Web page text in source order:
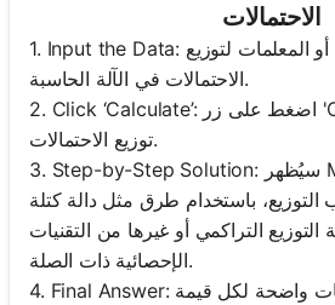
الاحتمالات
1. Input the Data: أدخل مجموعة البيانات أو المعلمات لتوزيع
الاحتمالات في الآلة الحاسبة.
2. Click ‘Calculate’: اضغط على زر 'Calculate' لحساب
توزيع الاحتمالات.
3. Step-by-Step Solution: سيُظهر Mathos AI كل خطوة
التوزيع، باستخدام طرق مثل دالة كتلة
التوزيع التراكمي أو غيرها من التقنيات
الإحصائية ذات الصلة.
4. Final Answer: راجع النتائج مع توضيحات واضحة لكل قيمة